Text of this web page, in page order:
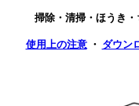
掃除・清掃・ほうき
使用上の注意・ ダウン